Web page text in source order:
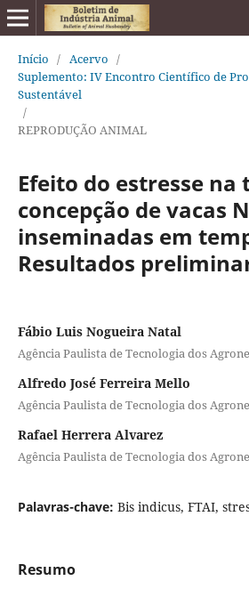
Início / Acervo /
Suplemento: IV Encontro Científico de
Sustentável
/
REPRODUÇÃO ANIMAL
Efeito do estresse na
concepção de vacas
inseminadas em
Resultados
Fábio Luis Nogueira Natal
Agência Paulista de Tecnologia dos
Alfredo José Ferreira Mello
Agência Paulista de Tecnologia dos
Rafael Herrera Alvarez
Agência Paulista de Tecnologia dos
Palavras-chave: Bis indicus, FTAI,
Resumo